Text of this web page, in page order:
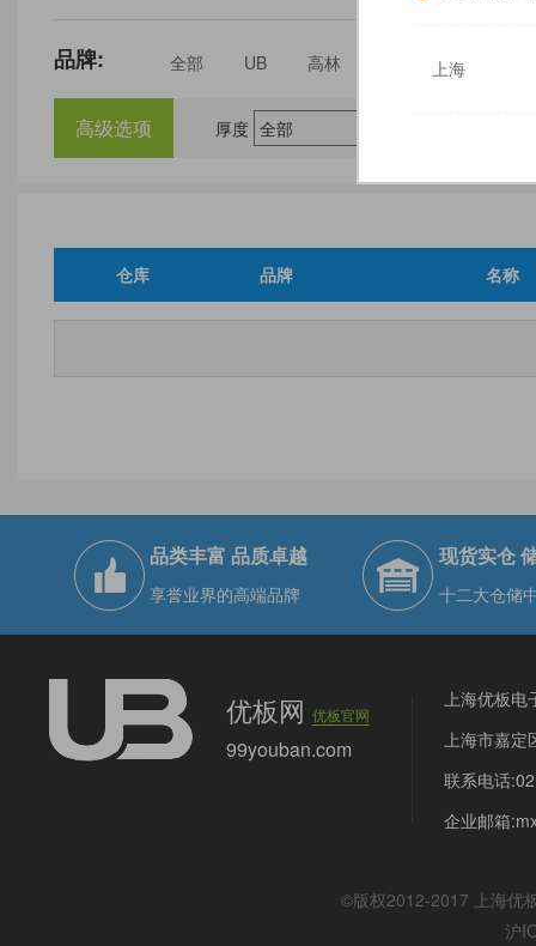
上海
品牌: 全部 UB 高林 中福
三威
建瓯福人
高级选项 厚度
仓库 品牌 名称
品类丰富 品质卓越
享誉业界的高端品牌
现货实仓
十二大仓储
优板网优板官网
99youban.com
上海优板电
上海市嘉定
联系电话
企业邮箱
©版权2012-2017 上海优
沪